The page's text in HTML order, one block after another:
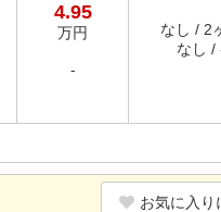
4.95
万円
-
なし / 2
なし /
お気に入り